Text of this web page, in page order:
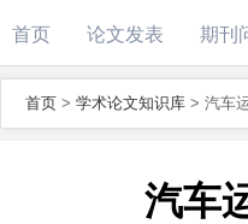
首页 论文发表 期刊
首页 > 学术论文知识库 > 汽车
汽车